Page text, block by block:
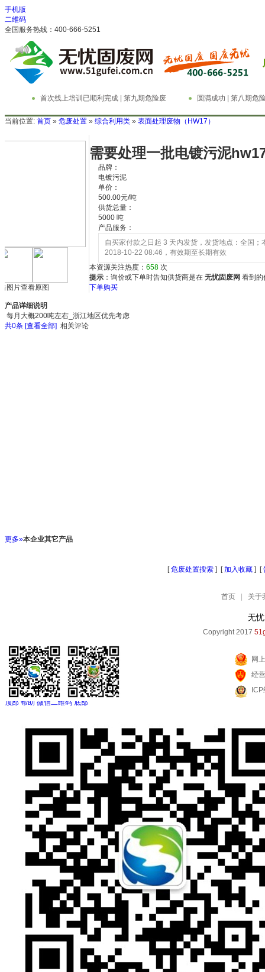
手机版
二维码
全国服务热线：400-666-5251
首次线上培训已顺利完成 | 第九期危险废
物管理与技术实务精英特训营
圆满成功 | 第八期危
务精英特训营
当前位置: 首页 » 危废处置 » 综合利用类 » 表面处理废物（HW17）
图片查看原图
需要处理一批电镀污泥
品牌：
电镀污泥
单价：
500.00元/吨
供货总量：
5000 吨
产品服务：
自买家付款之日起 3 天内发货，发货地点：全国；
2018-10-22 08:46，有效期至长期有效
本资源关注热度： 658 次
提示 ：询价或下单时告知供货商是在 无忧固废网 看到的
下单购买
产品详细说明
每月大概200吨左右_浙江地区优先考虑
共0条 [查看全部] 相关评论
更多»本企业其它产品
[危废处置搜索 ] [加入收藏 ] [
首页 关于
无
Copyright 2017
网
经
顶部 帮助 微信二维码 底部